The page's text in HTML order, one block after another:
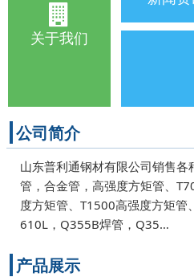
关于我们
公司简介
山东普利通钢材有限公司销售各
管，合金管，高强度方矩管、
度方矩管、T1500高强度方矩管
610L，Q355B焊管，Q35…
产品展示